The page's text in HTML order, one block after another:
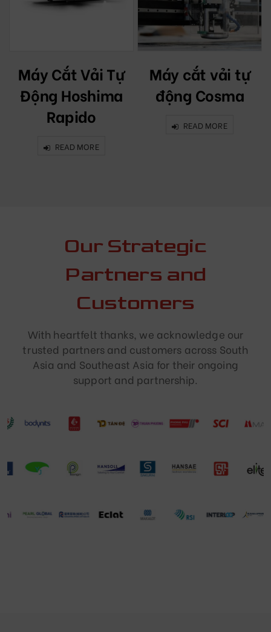
Máy Cắt Vải Tự
Động Hoshima
Rapido
READ MORE
Máy cắt vải tự
động Cosma
READ MORE
Our Strategic
Partners and
Customers
With heartfelt thanks, we acknowledge our
trusted partners and customers across South
Asia and Southeast Asia for their ongoing
support and partnership.